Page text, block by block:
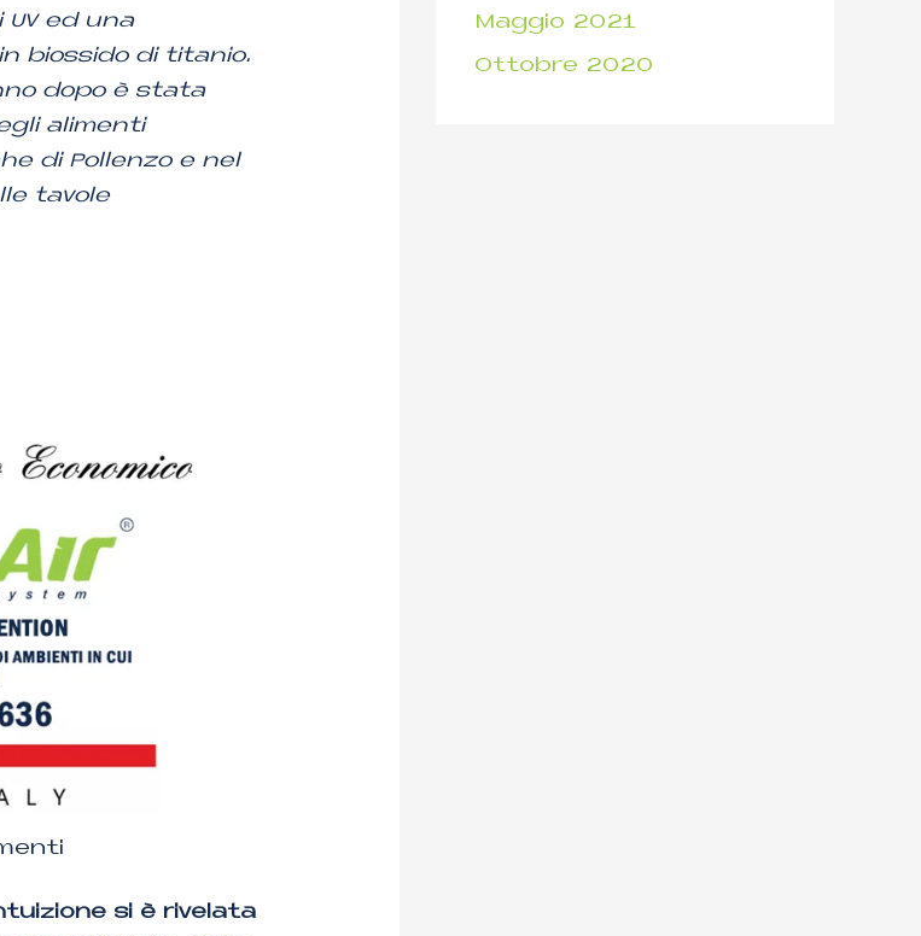
ed una
biossido di titanio.
dopo è stata
alimenti
di Pollenzo e nel
tavole
si è rivelata
Maggio 2021
Ottobre 2020